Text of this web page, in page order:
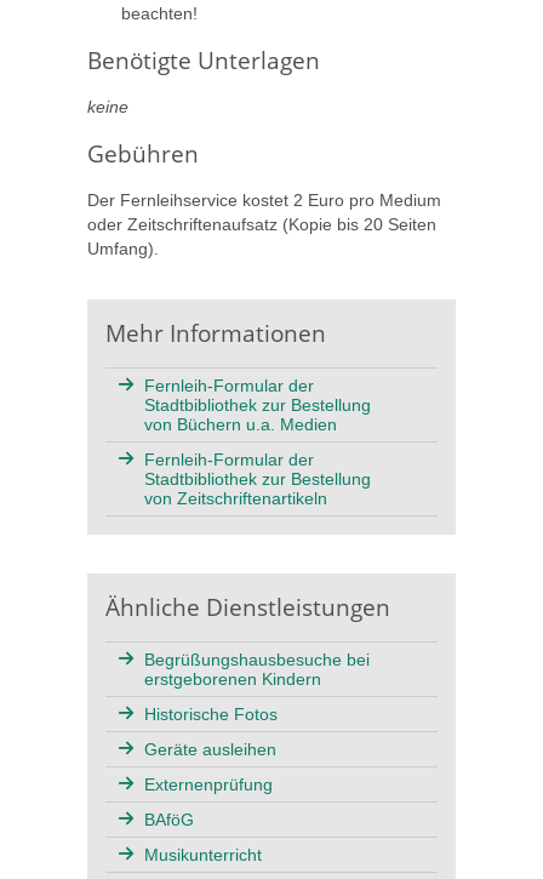
beachten!
Benötigte Unterlagen
keine
Gebühren
Der Fernleihservice kostet 2 Euro pro Medium
oder Zeitschriftenaufsatz (Kopie bis 20 Seiten
Umfang).
Mehr Informationen
Fernleih-Formular der
Stadtbibliothek zur Bestellung
von Büchern u.a. Medien
Fernleih-Formular der
Stadtbibliothek zur Bestellung
von Zeitschriftenartikeln
Ähnliche Dienstleistungen
Begrüßungshausbesuche bei
erstgeborenen Kindern
Historische Fotos
Geräte ausleihen
Externenprüfung
BAföG
Musikunterricht